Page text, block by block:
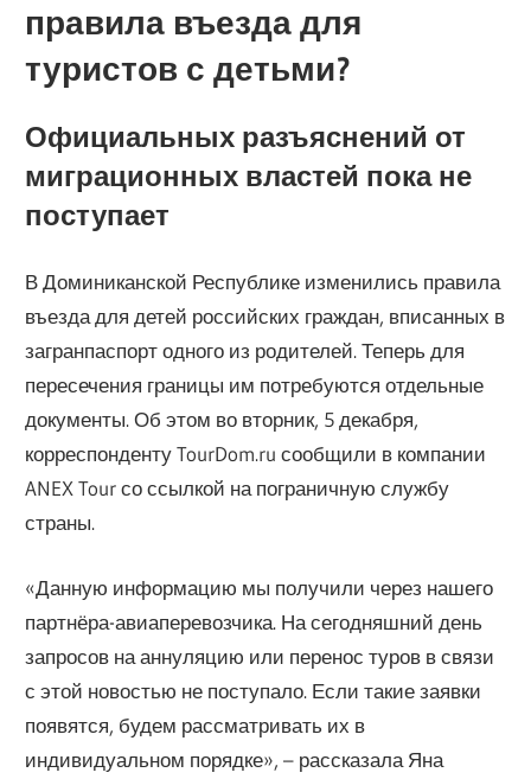
правила въезда для
туристов с детьми?
Официальных разъяснений от
миграционных властей пока не
поступает
В Доминиканской Республике изменились правила
въезда для детей российских граждан, вписанных в
загранпаспорт одного из родителей. Теперь для
пересечения границы им потребуются отдельные
документы. Об этом во вторник, 5 декабря,
корреспонденту TourDom.ru сообщили в компании
ANEX Tour со ссылкой на пограничную службу
страны.
«Данную информацию мы получили через нашего
партнёра-авиаперевозчика. На сегодняшний день
запросов на аннуляцию или перенос туров в связи
с этой новостью не поступало. Если такие заявки
появятся, будем рассматривать их в
индивидуальном порядке», – рассказала Яна